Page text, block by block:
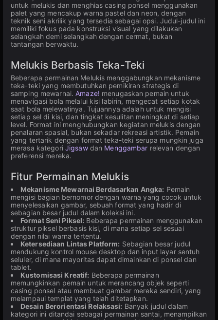
untuk melukis dan menghias casing ponsel menggunakan
palet yang mencakup warna pastel dan neon, dengan
teknik seni akrilik yang tersedia sebagai opsi. Judul-judul ini
memiliki fokus pada konstruksi visual yang dilakukan
selangkah demi selangkah dengan cermat, bukan
tantangan berwaktu.
Melukis Berbasis Teka-Teki
Beberapa permainan Melukis menggabungkan mekanisme
teka-teki yang membutuhkan pemikiran strategis di
samping mewarnai.Amaze! menugaskan pemain untuk
menavigasi bola melalui kisi labirin, mengecat setiap kotak
saat bola melewatinya. Tujuannya adalah untuk mengisi
setiap sel di kisi, dan tingkat kesulitan meningkat di setiap
level. Format ini menghubungkan kegiatan melukis dengan
penalaran spasial, bukan sekadar rekreasi artistik. Pemain
yang tertarik dengan format teka-teki serupa mungkin juga
merasa kategori Jigsawdan Menggambar relevan dengan
preferensi mereka.
Fitur Permainan Melukis
Mekanisme Mewarnai Berdasarkan Angka: Pemain
mengisi bagian bernomor dengan warna yang cocok untuk
menyelesaikan gambar, sebuah format yang hadir di
sebagian besar judul dalam koleksi ini.
Format Seni Piksel: Beberapa permainan menggunakan
struktur piksel berbasis kisi, di mana setiap sel sesuai
dengan nilai warna tertentu.
Ketersediaan Lintas Platform: Sebagian besar judul
mendukung kontrol mouse desktop dan input layar sentuh
seluler, di mana mayoritas dapat dimainkan di ponsel dan
tablet.
Kustomisasi Kreatif: Beberapa permainan
memungkinkan pemain untuk merancang objek seperti
casing ponsel atau membuat gambar mereka sendiri, yang
melampaui templat yang telah ditetapkan.
Desain Berorientasi Relaksasi: Banyak judul dalam
kategori ini ditandai sebagai permainan santai, menampilkan